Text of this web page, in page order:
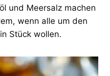
und Meersalz machen
wenn alle um den
Stück wollen.